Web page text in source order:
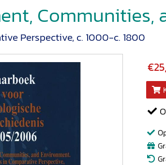
Perspective, c. 1000-c. 1800